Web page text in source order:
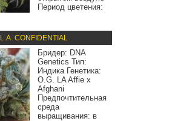
Период цветения:
L.A. CONFIDENTIAL
Бридер: DNA
Genetics Тип:
Индика Генетика:
O.G. LA Affie x
Afghani
Предпочтительная
среда
выращивания: в